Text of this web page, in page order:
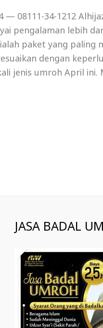
— 08111-34-1212
pengalaman lebih
paket yang paling
dengan
jenis umroh April
JASA BADAL